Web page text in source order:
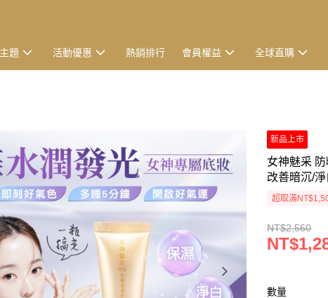
題 活動優惠 熱銷排行 會員權益 全球直購
新品上市
女神魅采
改善暗沉/
超取滿
NT$2,560
數量